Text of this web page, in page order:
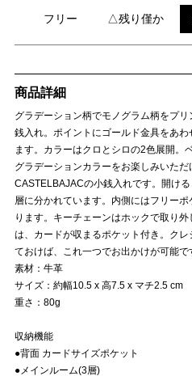
フリー △残り僅か
商品詳細
グラデーション柄でモノグラム柄をプ
銭入れ。ポイントにゴールド金具をあ
ます。カラーはクロとシロの2色展開。
グラデーションカラーをお楽しみいた
CASTELBAJACの小銭入れです。開け
層に分かれています。内側にはフリー
ります。キーチェーンはホックで取り
は、カードが収まるポケット付き。ク
ておけば、これ一つでお出かけが可能で
素材：牛革
サイズ：約幅10.5 x 高7.5 x マチ2.5 cm
重さ：80g
収納機能
●背面 カードサイズポケット
●メインルーム(3層)